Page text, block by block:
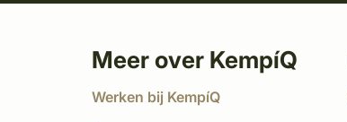
Meer over KempíQ
Werken bij KempíQ